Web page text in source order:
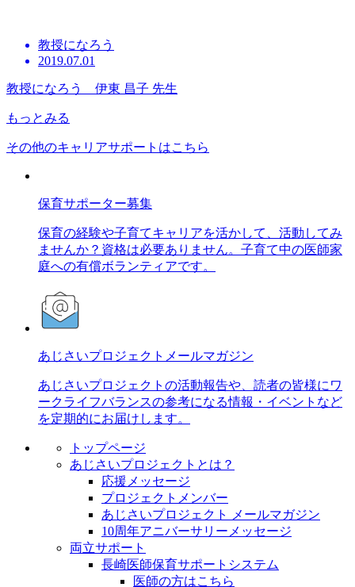
教授になろう
2019.07.01
教授になろう 伊東 昌子 先生
もっとみる
その他のキャリアサポートはこちら
保育サポーター募集
保育の経験や子育てキャリアを活かして、活動してみ
ませんか？資格は必要ありません。子育て中の医師家
庭への有償ボランティアです。
あじさいプロジェクトメールマガジン
あじさいプロジェクトの活動報告や、読者の皆様にワ
ークライフバランスの参考になる情報・イベントなど
を定期的にお届けします。
トップページ
あじさいプロジェクトとは？
応援メッセージ
プロジェクトメンバー
あじさいプロジェクト メールマガジン
10周年アニバーサリーメッセージ
両立サポート
長崎医師保育サポートシステム
医師の方はこちら